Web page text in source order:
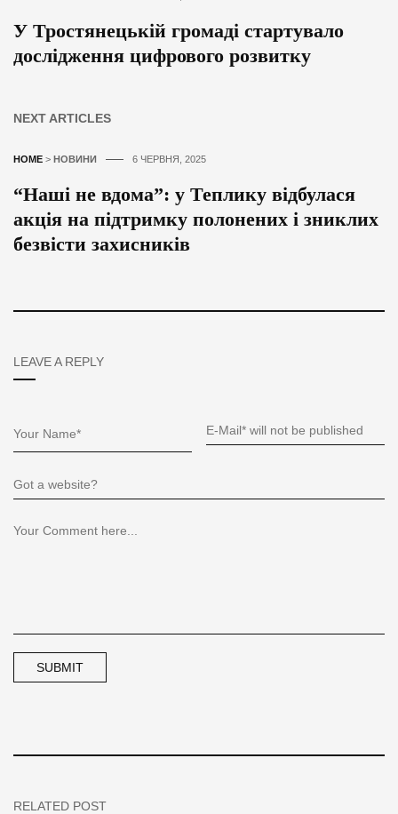
У Тростянецькій громаді стартувало
дослідження цифрового розвитку
NEXT ARTICLES
HOME > НОВИНИ 6 ЧЕРВНЯ, 2025
“Наші не вдома”: у Теплику відбулася
акція на підтримку полонених і зниклих
безвісти захисників
LEAVE A REPLY
RELATED POST